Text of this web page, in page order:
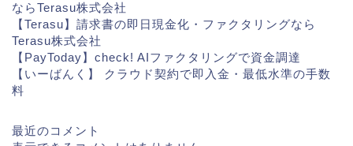
ならTerasu株式会社
【Terasu】請求書の即日現金化・ファクタリングなら
Terasu株式会社
【PayToday】check! AIファクタリングで資金調達
【いーばんく】 クラウド契約で即入金・最低水準の手数
料
最近のコメント